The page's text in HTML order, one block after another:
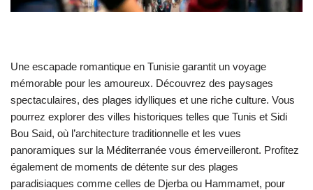
Une escapade romantique en Tunisie garantit un voyage
mémorable pour les amoureux. Découvrez des paysages
spectaculaires, des plages idylliques et une riche culture. Vous
pourrez explorer des villes historiques telles que Tunis et Sidi
Bou Said, où l’architecture traditionnelle et les vues
panoramiques sur la Méditerranée vous émerveilleront. Profitez
également de moments de détente sur des plages
paradisiaques comme celles de Djerba ou Hammamet, pour